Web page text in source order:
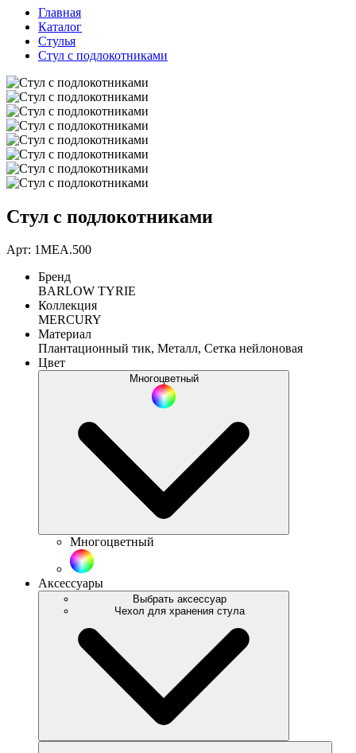
Главная
Каталог
Стулья
Стул с подлокотниками
Стул с подлокотниками
Арт: 1MEA.500
Бренд
BARLOW TYRIE
Коллекция
MERCURY
Материал
Плантационный тик, Металл, Сетка нейлоновая
Цвет
Многоцветный
Многоцветный
Аксессуары
Выбрать аксессуар
Чехол для хранения стула